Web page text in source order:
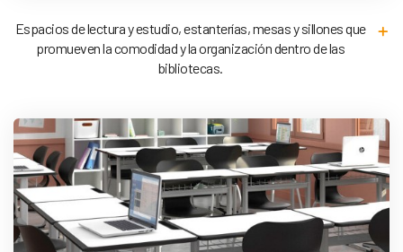
Espacios de lectura y estudio, estanterías, mesas y sillones que
promueven la comodidad y la organización dentro de las
bibliotecas.